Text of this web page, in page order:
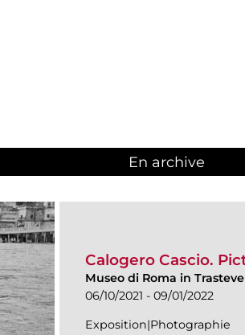
En archive
Calogero Cascio.
Museo di Roma in
06/10/2021 - 09/01/2022
Exposition|Photographie